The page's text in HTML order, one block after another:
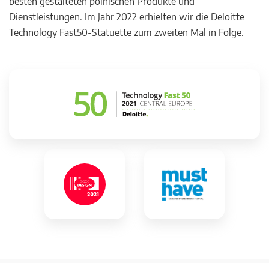
Dienstleistungen. Im Jahr 2022 erhielten wir die Deloitte
Technology Fast50-Statuette zum zweiten Mal in Folge.